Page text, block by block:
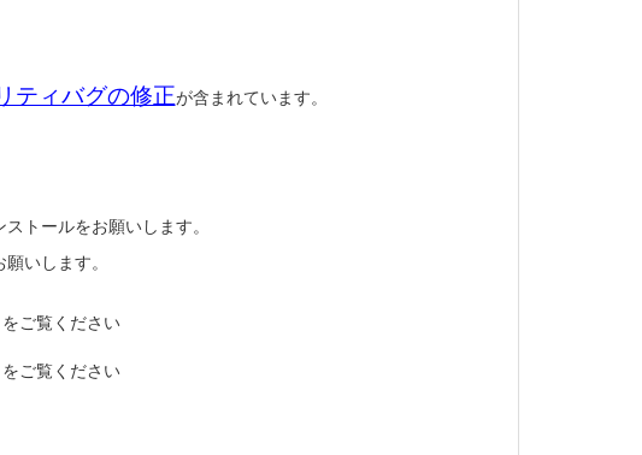
ティバグの修正が含まれています。
トールをお願いします。
いします。
をご覧ください
ご覧ください